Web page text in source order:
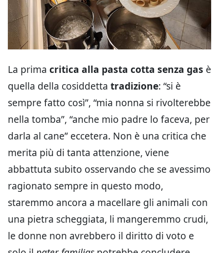
La prima critica alla pasta cotta senza gas è
quella della cosiddetta tradizione: “si è
sempre fatto così”, “mia nonna si rivolterebbe
nella tomba”, “anche mio padre lo faceva, per
darla al cane” eccetera. Non è una critica che
merita più di tanta attenzione, viene
abbattuta subito osservando che se avessimo
ragionato sempre in questo modo,
staremmo ancora a macellare gli animali con
una pietra scheggiata, li mangeremmo crudi,
le donne non avrebbero il diritto di voto e